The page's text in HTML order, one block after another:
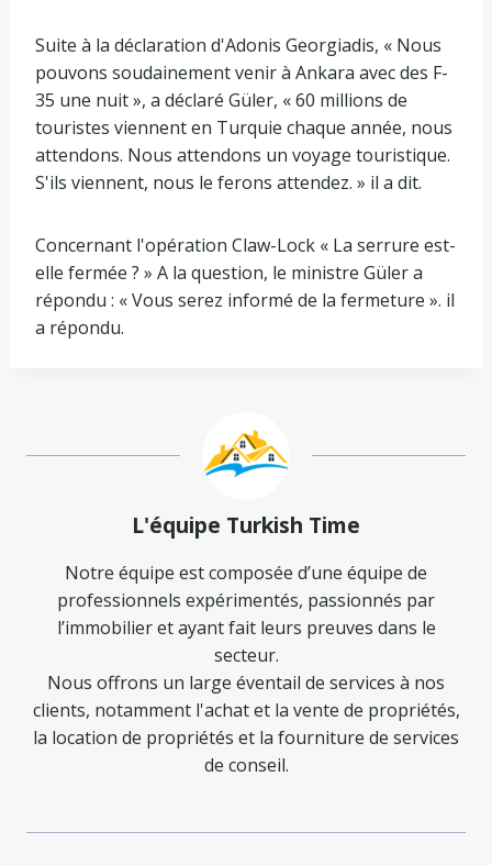
Suite à la déclaration d'Adonis Georgiadis, « Nous
pouvons soudainement venir à Ankara avec des F-
35 une nuit », a déclaré Güler, « 60 millions de
touristes viennent en Turquie chaque année, nous
attendons. Nous attendons un voyage touristique.
S'ils viennent, nous le ferons attendez. » il a dit.
Concernant l'opération Claw-Lock « La serrure est-
elle fermée ? » A la question, le ministre Güler a
répondu : « Vous serez informé de la fermeture ». il
a répondu.
L'équipe Turkish Time
Notre équipe est composée d’une équipe de
professionnels expérimentés, passionnés par
l’immobilier et ayant fait leurs preuves dans le
secteur.
Nous offrons un large éventail de services à nos
clients, notamment l'achat et la vente de propriétés,
la location de propriétés et la fourniture de services
de conseil.